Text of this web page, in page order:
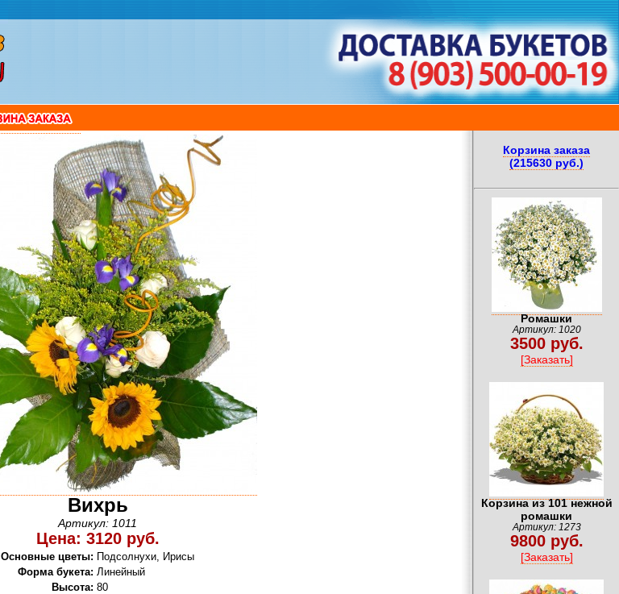
Вихрь
Артикул: 1011
Цена: 3120 руб.
Основные цветы: Подсолнухи, Ирисы
Форма букета: Линейный
Высота: 80
Корзина заказа
(215630 руб.)
Ромашки
Артикул: 1020
3500 руб.
[Заказать]
Корзина из 101 нежной
ромашки
Артикул: 1273
9800 руб.
[Заказать]